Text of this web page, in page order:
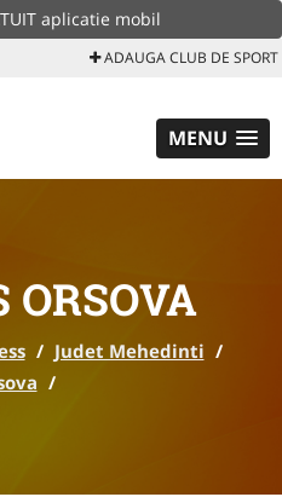
aplicatie mobil
ADAUGA CLUB DE SPORT
MENU
ORSOVA
/ Judet Mehedinti /
/